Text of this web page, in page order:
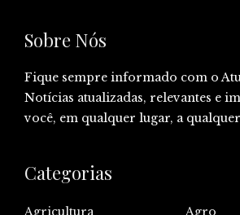
Sobre Nós
Fique sempre informado com o
Notícias atualizadas, relevantes e
você, em qualquer lugar, a
Categorias
Agricultura
Agro